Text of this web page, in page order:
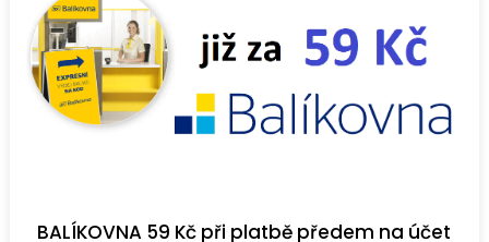
BALÍKOVNA 59 Kč při platbě předem na účet